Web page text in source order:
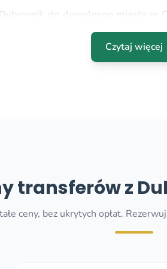
do dowolnego miasta w
Split lub do Budva, Kotor,
Cavtat, Split, Zadar, Makarska.
Po tym jak do nas zadzwonisz lub
online
Czytaj więcej
transferów z
ceny, bez ukrytych opłat.